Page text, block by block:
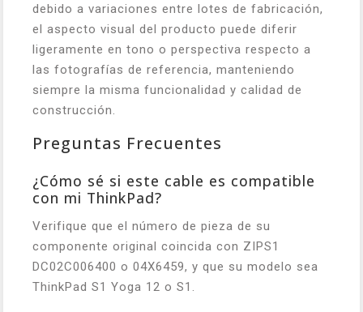
debido a variaciones entre lotes de fabricación,
el aspecto visual del producto puede diferir
ligeramente en tono o perspectiva respecto a
las fotografías de referencia, manteniendo
siempre la misma funcionalidad y calidad de
construcción.
Preguntas Frecuentes
¿Cómo sé si este cable es compatible
con mi ThinkPad?
Verifique que el número de pieza de su
componente original coincida con ZIPS1
DC02C006400 o 04X6459, y que su modelo sea
ThinkPad S1 Yoga 12 o S1.